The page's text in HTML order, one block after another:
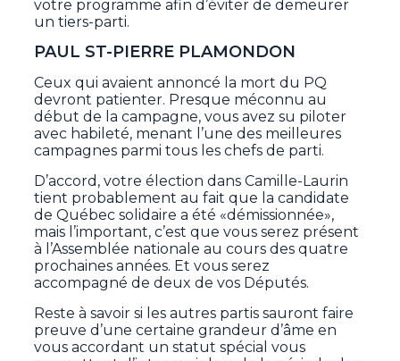
votre programme afin d’éviter de demeurer
un tiers-parti.
PAUL ST-PIERRE PLAMONDON
Ceux qui avaient annoncé la mort du PQ
devront patienter. Presque méconnu au
début de la campagne, vous avez su piloter
avec habileté, menant l’une des meilleures
campagnes parmi tous les chefs de parti.
D’accord, votre élection dans Camille-Laurin
tient probablement au fait que la candidate
de Québec solidaire a été «démissionnée»,
mais l’important, c’est que vous serez présent
à l’Assemblée nationale au cours des quatre
prochaines années. Et vous serez
accompagné de deux de vos Députés.
Reste à savoir si les autres partis sauront faire
preuve d’une certaine grandeur d’âme en
vous accordant un statut spécial vous